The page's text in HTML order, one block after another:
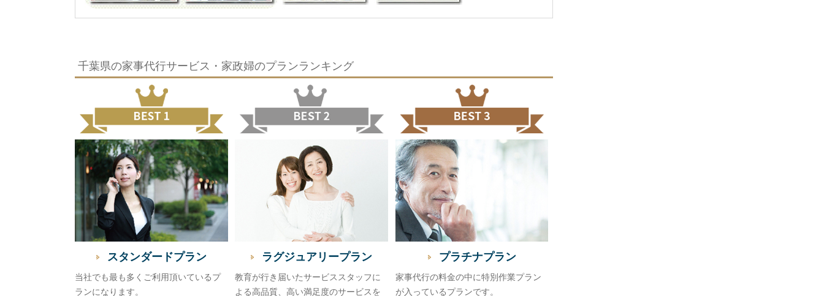
千葉県の家事代行サービス・家政婦のプランランキング
スタンダードプラン
当社でも最も多くご利用頂いているプ
ランになります。
ラグジュアリープラン
教育が行き届いたサービススタッフに
よる高品質、高い満足度のサービスを
プラチナプラン
家事代行の料金の中に特別作業プラン
が入っているプランです。